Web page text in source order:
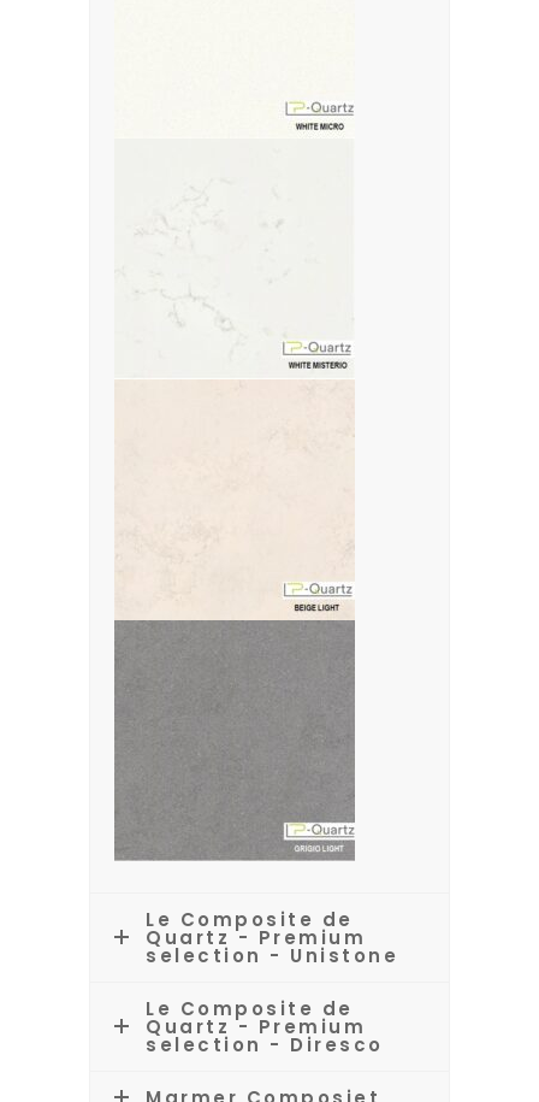
Le Composite de
Quartz - Premium
selection - Unistone
Le Composite de
Quartz - Premium
selection - Diresco